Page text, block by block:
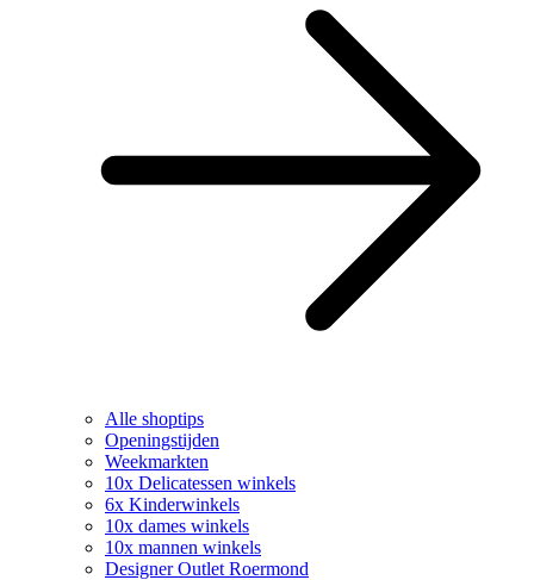
Alle shoptips
Openingstijden
Weekmarkten
10x Delicatessen winkels
6x Kinderwinkels
10x dames winkels
10x mannen winkels
Designer Outlet Roermond